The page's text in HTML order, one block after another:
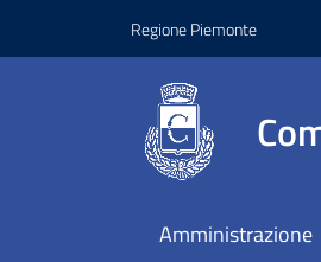
Regione Piemonte
Amministrazione